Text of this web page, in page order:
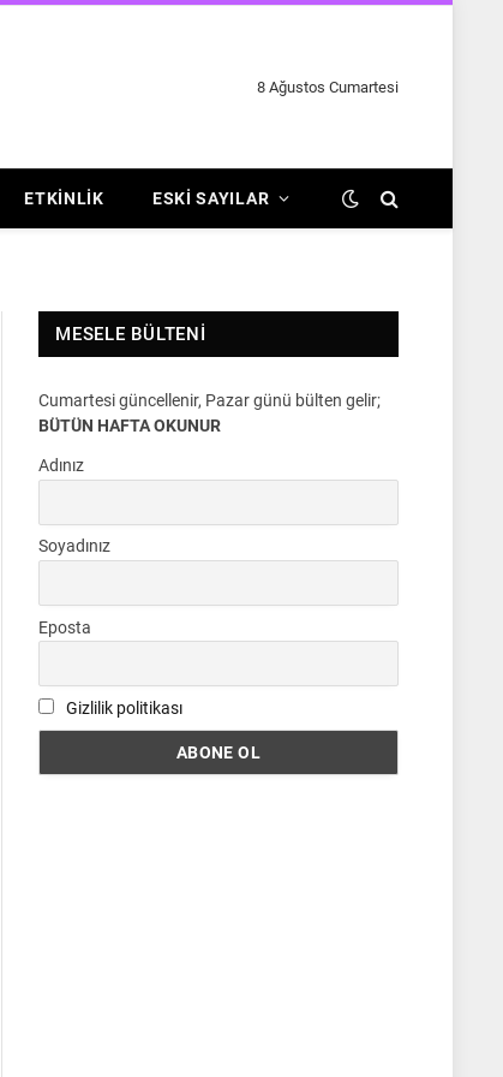
8 Ağustos Cumartesi
ETKINLIK ESKI SAYILAR
MESELE BÜLTENI
Cumartesi güncellenir, Pazar günü bülten gelir;
BÜTÜN HAFTA OKUNUR
Adınız
Soyadınız
Eposta
Gizlilik politikası